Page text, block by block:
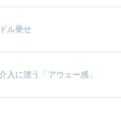
ル乗せ
入に漂う「アウェー感」